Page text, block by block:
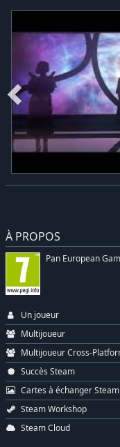
À PROPOS
Pan European
Un joueur
Multijoueur
Multijoueur Cross-
Succès Steam
Cartes à échanger Steam
Steam Workshop
Steam Cloud